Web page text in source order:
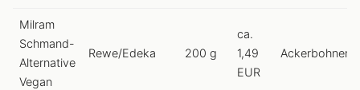
Milram
Schmand-
Alternative
Vegan
Rewe/Edeka 200 g
ca.
1,49
EUR